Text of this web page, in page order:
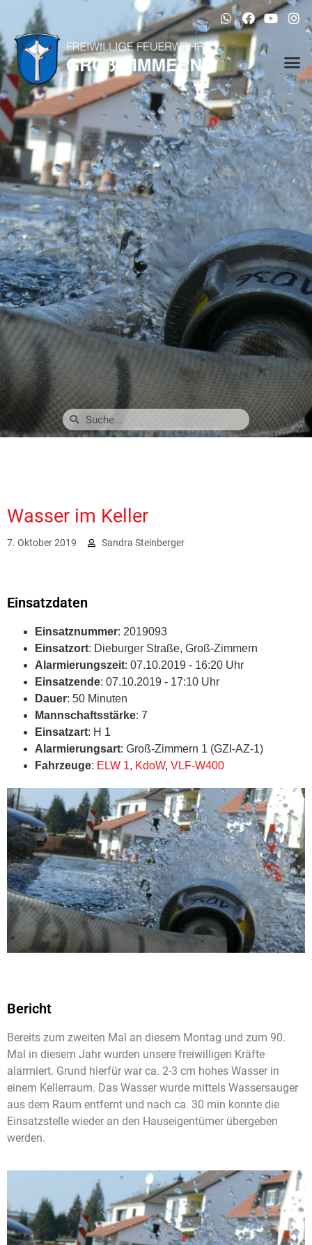
Wasser im Keller
7. Oktober 2019 Sandra Steinberger
Einsatzdaten
Einsatznummer: 2019093
Einsatzort: Dieburger Straße, Groß-Zimmern
Alarmierungszeit: 07.10.2019 - 16:20 Uhr
Einsatzende: 07.10.2019 - 17:10 Uhr
Dauer: 50 Minuten
Mannschaftsstärke: 7
Einsatzart: H 1
Alarmierungsart: Groß-Zimmern 1 (GZI-AZ-1)
Fahrzeuge: ELW 1, KdoW, VLF-W400
Bericht
Bereits zum zweiten Mal an diesem Montag und zum 90.
Mal in diesem Jahr wurden unsere freiwilligen Kräfte
alarmiert. Grund hierfür war ca. 2-3 cm hohes Wasser in
einem Kellerraum. Das Wasser wurde mittels Wassersauger
aus dem Raum entfernt und nach ca. 30 min konnte die
Einsatzstelle wieder an den Hauseigentümer übergeben
werden.